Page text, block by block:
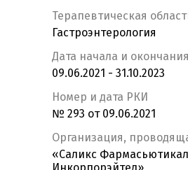
Терапевтическая
Гастроэнтерология
Дата начала и
09.06.2021 - 31.10.2023
Номер и дата РКИ
№ 293 от 09.06.2021
Организация,
«Саликс